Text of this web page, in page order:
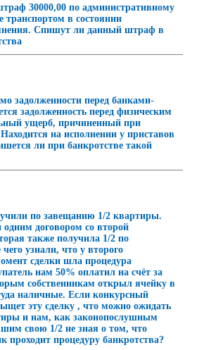
30000,00 по административному
транспортом в состоянии
Спишут ли данный штраф в
задолженности перед банками-
задолженность перед физическим
ущерб, причиненный при
на исполнении у приставов
ли при банкротстве такой
по завещанию 1/2 квартиры.
договором со второй
также получила 1/2 по
узнали, что у второго
сделки шла процедура
нам 50% оплатил на счёт за
собственникам открыл ячейку в
наличные. Если конкурсный
эту сделку , что можно ожидать
и нам, как законопослушным
свою 1/2 не зная о том, что
проходит процедуру банкротства?